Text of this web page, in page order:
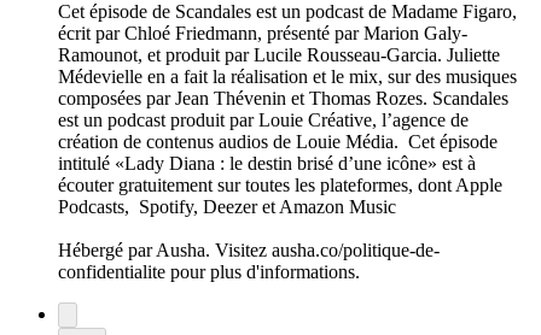
Cet épisode de Scandales est un podcast de Madame Figaro,
écrit par Chloé Friedmann, présenté par Marion Galy-
Ramounot, et produit par Lucile Rousseau-Garcia. Juliette
Médevielle en a fait la réalisation et le mix, sur des musiques
composées par Jean Thévenin et Thomas Rozes. Scandales
est un podcast produit par Louie Créative, l’agence de
création de contenus audios de Louie Média. Cet épisode
intitulé «Lady Diana : le destin brisé d’une icône» est à
écouter gratuitement sur toutes les plateformes, dont Apple
Podcasts, Spotify, Deezer et Amazon Music
Hébergé par Ausha. Visitez ausha.co/politique-de-
confidentialite pour plus d'informations.